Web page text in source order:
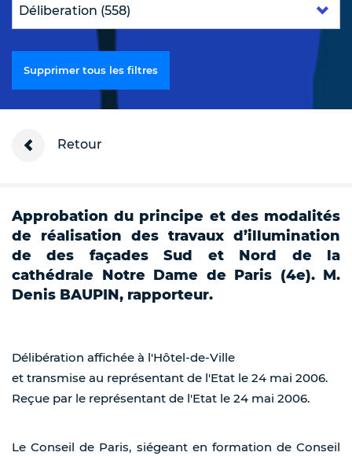
Supprimer tous les filtres
Retour
Approbation du principe et des modalités
de réalisation des travaux d’illumination
de des façades Sud et Nord de la
cathédrale Notre Dame de Paris (4e). M.
Denis BAUPIN, rapporteur.
Délibération affichée à l'Hôtel-de-Ville
et transmise au représentant de l'Etat le 24 mai 2006.
Reçue par le représentant de l'Etat le 24 mai 2006.
Le Conseil de Paris, siégeant en formation de Conseil